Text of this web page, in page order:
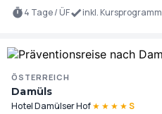
4 Tage / ÜF
inkl. Kursprogramm
ÖSTERREICH
Damüls
Hotel Damülser Hof★ ★ ★ ★S